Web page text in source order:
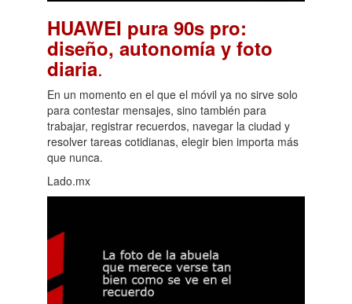
HUAWEI pura 90s pro:
diseño, autonomía y foto
diaria.
En un momento en el que el móvil ya no sirve solo
para contestar mensajes, sino también para
trabajar, registrar recuerdos, navegar la ciudad y
resolver tareas cotidianas, elegir bien importa más
que nunca.
Lado.mx